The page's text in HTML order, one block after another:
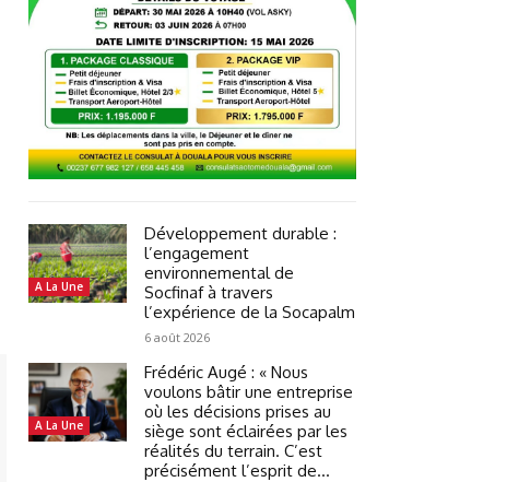
A La Une
Développement durable :
l’engagement
environnemental de
Socfinaf à travers
l’expérience de la Socapalm
6 août 2026
A La Une
Frédéric Augé : « Nous
voulons bâtir une entreprise
où les décisions prises au
siège sont éclairées par les
réalités du terrain. C’est
précisément l’esprit de...